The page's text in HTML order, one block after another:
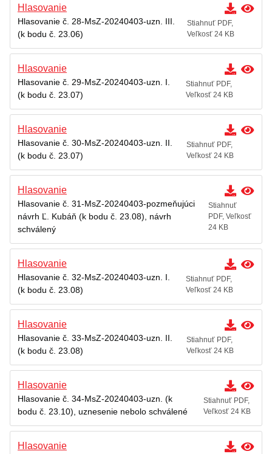
Hlasovanie
Hlasovanie č. 28-MsZ-20240403-uzn. III.
(k bodu č. 23.06)
Stiahnuť PDF,
Veľkosť 24 KB
Hlasovanie
Hlasovanie č. 29-MsZ-20240403-uzn. I.
(k bodu č. 23.07)
Stiahnuť PDF,
Veľkosť 24 KB
Hlasovanie
Hlasovanie č. 30-MsZ-20240403-uzn. II.
(k bodu č. 23.07)
Stiahnuť PDF,
Veľkosť 24 KB
Hlasovanie
Hlasovanie č. 31-MsZ-20240403-pozmeňujúci
návrh Ľ. Kubáň (k bodu č. 23.08), návrh
schválený
Stiahnuť
PDF, Veľkosť
24 KB
Hlasovanie
Hlasovanie č. 32-MsZ-20240403-uzn. I.
(k bodu č. 23.08)
Stiahnuť PDF,
Veľkosť 24 KB
Hlasovanie
Hlasovanie č. 33-MsZ-20240403-uzn. II.
(k bodu č. 23.08)
Stiahnuť PDF,
Veľkosť 24 KB
Hlasovanie
Hlasovanie č. 34-MsZ-20240403-uzn. (k
bodu č. 23.10), uznesenie nebolo schválené
Stiahnuť PDF,
Veľkosť 24 KB
Hlasovanie